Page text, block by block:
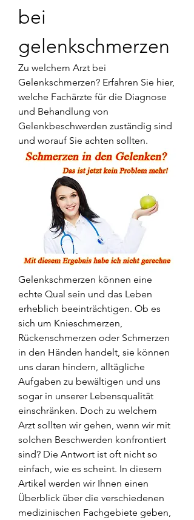
bei
gelenkschmerzen
Zu welchem Arzt bei
Gelenkschmerzen? Erfahren Sie hier,
welche Fachärzte für die Diagnose
und Behandlung von
Gelenkbeschwerden zuständig sind
und worauf Sie achten sollten.
Gelenkschmerzen können eine
echte Qual sein und das Leben
erheblich beeinträchtigen. Ob es
sich um Knieschmerzen,
Rückenschmerzen oder Schmerzen
in den Händen handelt, sie können
uns daran hindern, alltägliche
Aufgaben zu bewältigen und uns
sogar in unserer Lebensqualität
einschränken. Doch zu welchem
Arzt sollten wir gehen, wenn wir mit
solchen Beschwerden konfrontiert
sind? Die Antwort ist oft nicht so
einfach, wie es scheint. In diesem
Artikel werden wir Ihnen einen
Überblick über die verschiedenen
medizinischen Fachgebiete geben,